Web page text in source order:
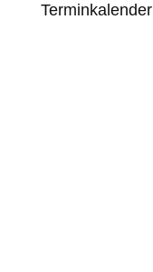
Terminkalender